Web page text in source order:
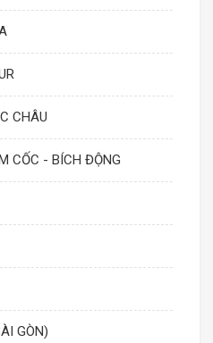
CHÂU
CỐC - BÍCH ĐỘNG
GÒN)